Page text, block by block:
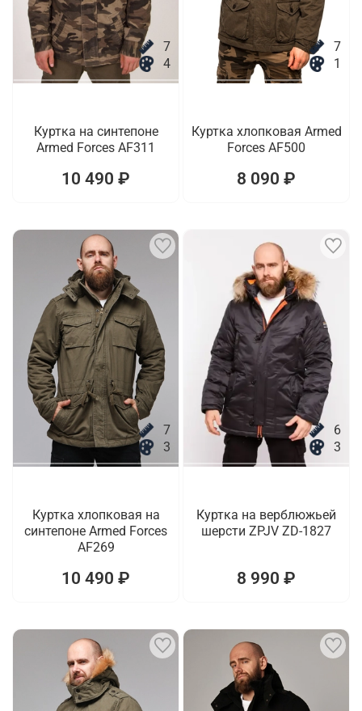
7
4
Куртка на синтепоне
Armed Forces AF311
10 490 ₽
7
1
Куртка хлопковая Armed
Forces AF500
8 090 ₽
7
3
Куртка хлопковая на
синтепоне Armed Forces
AF269
10 490 ₽
6
3
Куртка на верблюжьей
шерсти ZPJV ZD-1827
8 990 ₽